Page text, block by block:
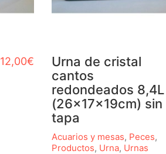
12,00€
Urna de cristal
cantos
redondeados 8,4L
(26x17x19cm) sin
tapa
Acuarios y mesas, Peces,
Productos, Urna, Urnas